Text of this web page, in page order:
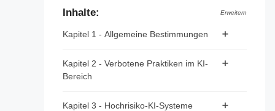
Inhalte: Erweitern
Kapitel 1 - Allgemeine Bestimmungen
Artikel 2 - Anwendungsbereich
Kapitel 2 - Verbotene Praktiken im KI-
Bereich
Kapitel 3 - Hochrisiko-KI-Systeme